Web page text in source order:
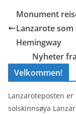
Monument
Lanzarote
Hemingway
Nyheter
Velkommen!
Lanzaroteposten
solskinnsøya